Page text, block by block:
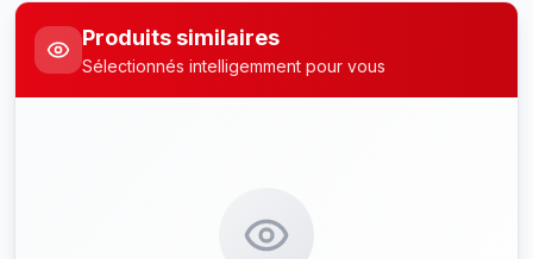
Produits similaires
Sélectionnés intelligemment pour vous